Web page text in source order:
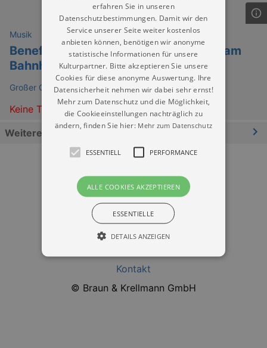
Musik
Benefiz-Konzert der Benno Big Band am
Bahnhof Zoo
Großer Garten & Parkeisenbahn Dresden
Keine Termine
Weitere Informationen
Datenschutz
Kontakt
© Braun & Krellmann GmbH
erfahren Sie in unseren
Datenschutzbestimmungen. Damit wir den
Service unserer Seite weiter kostenlos
anbieten können, benötigen wir anonyme
statistische Informationen für unsere
Kulturpartner. Bitte akzeptieren Sie unsere
Cookies für diese anonyme Auswertung. Ihre
Datensicherheit nehmen wir dabei sehr ernst!
Mehr zum Datenschutz und die Möglichkeit,
die Cookieeinstellungen nachträglich zu
ändern, finden Sie hier: Mehr zum Datenschutz
ESSENTIELL PERFORMANCE
ALLE COOKIES AKZEPTIEREN
ESSENTIELLE
DETAILS ANZEIGEN